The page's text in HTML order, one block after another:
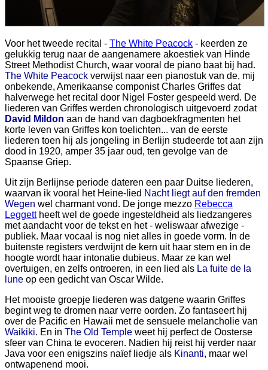
Voor het tweede recital - The White Peacock - keerden ze
gelukkig terug naar de aangenamere akoestiek van Hinde
Street Methodist Church, waar vooral de piano baat bij had.
The White Peacock verwijst naar een pianostuk van de, mij
onbekende, Amerikaanse componist Charles Griffes dat
halverwege het recital door Nigel Foster gespeeld werd. De
liederen van Griffes werden chronologisch uitgevoerd zodat
David Mildon aan de hand van dagboekfragmenten het
korte leven van Griffes kon toelichten... van de eerste
liederen toen hij als jongeling in Berlijn studeerde tot aan zijn
dood in 1920, amper 35 jaar oud, ten gevolge van de
Spaanse Griep.
Uit zijn Berlijnse periode dateren een paar Duitse liederen,
waarvan ik vooral het Heine-lied Nacht liegt auf den fremden
Wegen wel charmant vond. De jonge mezzo Rebecca
Leggettheeft wel de goede ingesteldheid als liedzangeres
met aandacht voor de tekst en het - weliswaar afwezige -
publiek. Maar vocaal is nog niet alles in goede vorm. In de
buitenste registers verdwijnt de kern uit haar stem en in de
hoogte wordt haar intonatie dubieus. Maar ze kan wel
overtuigen, en zelfs ontroeren, in een lied als La fuite de la
lune op een gedicht van Oscar Wilde.
Het mooiste groepje liederen was datgene waarin Griffes
begint weg te dromen naar verre oorden. Zo fantaseert hij
over de Pacific en Hawaii met de sensuele melancholie van
Waikiki. En in The Old Temple weet hij perfect de Oosterse
sfeer van China te evoceren. Nadien hij reist hij verder naar
Java voor een enigszins naïef liedje als Kinanti, maar wel
ontwapenend mooi.